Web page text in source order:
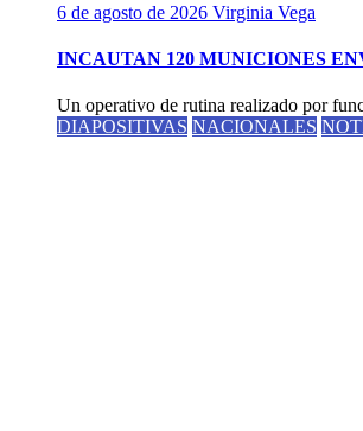
6 de agosto de 2026 Virginia Vega
INCAUTAN 120 MUNICIONES
Un operativo de rutina realizado por
DIAPOSITIVAS NACIONALES